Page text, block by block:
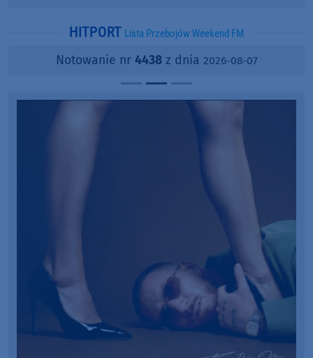
HITPORT Lista Przebojów Weekend FM
Notowanie nr 4438z dnia 2026-08-07